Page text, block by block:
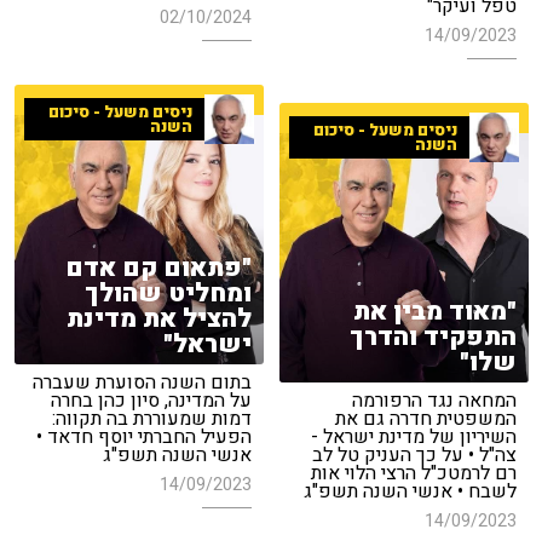
02/10/2024 טפל ועיקר"
14/09/2023
ניסים משעל - סיכום
השנה
"פתאום קם אדם
ומחליט שהולך
להציל את מדינת
ישראל"
בתום השנה הסוערת שעברה
על המדינה, סיון כהן בחרה
דמות שמעוררת בה תקווה:
הפעיל החברתי יוסף חדאד •
אנשי השנה תשפ"ג
14/09/2023
ניסים משעל - סיכום
השנה
"מאוד מבין את
התפקיד והדרך
שלו"
המחאה נגד הרפורמה
המשפטית חדרה גם את
השיריון של מדינת ישראל -
צה"ל • על כך העניק טל לב
רם לרמטכ"ל הרצי הלוי אות
לשבח • אנשי השנה תשפ"ג
14/09/2023